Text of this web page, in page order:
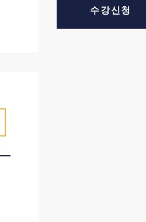
수강신청